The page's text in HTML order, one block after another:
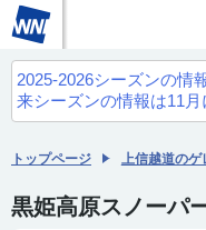
2025-2026シーズンの情
来シーズンの情報は11月
トップページ 上信越道の
黒姫高原スノーパ